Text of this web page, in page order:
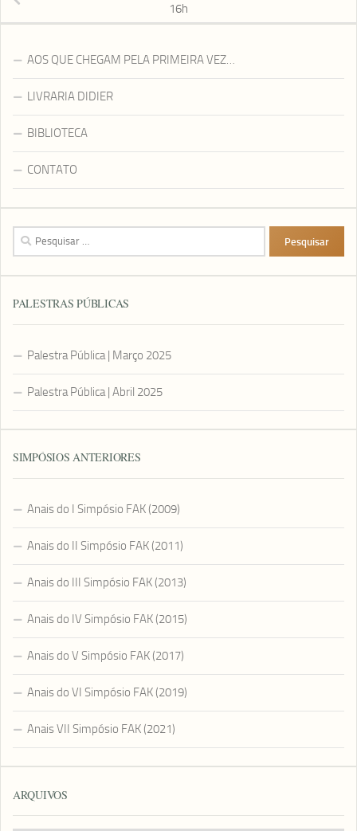
16h
AOS QUE CHEGAM PELA PRIMEIRA VEZ…
LIVRARIA DIDIER
BIBLIOTECA
CONTATO
Pesquisar
por:
PALESTRAS PÚBLICAS
Palestra Pública | Março 2025
Palestra Pública | Abril 2025
SIMPÓSIOS ANTERIORES
Anais do I Simpósio FAK (2009)
Anais do II Simpósio FAK (2011)
Anais do III Simpósio FAK (2013)
Anais do IV Simpósio FAK (2015)
Anais do V Simpósio FAK (2017)
Anais do VI Simpósio FAK (2019)
Anais VII Simpósio FAK (2021)
ARQUIVOS